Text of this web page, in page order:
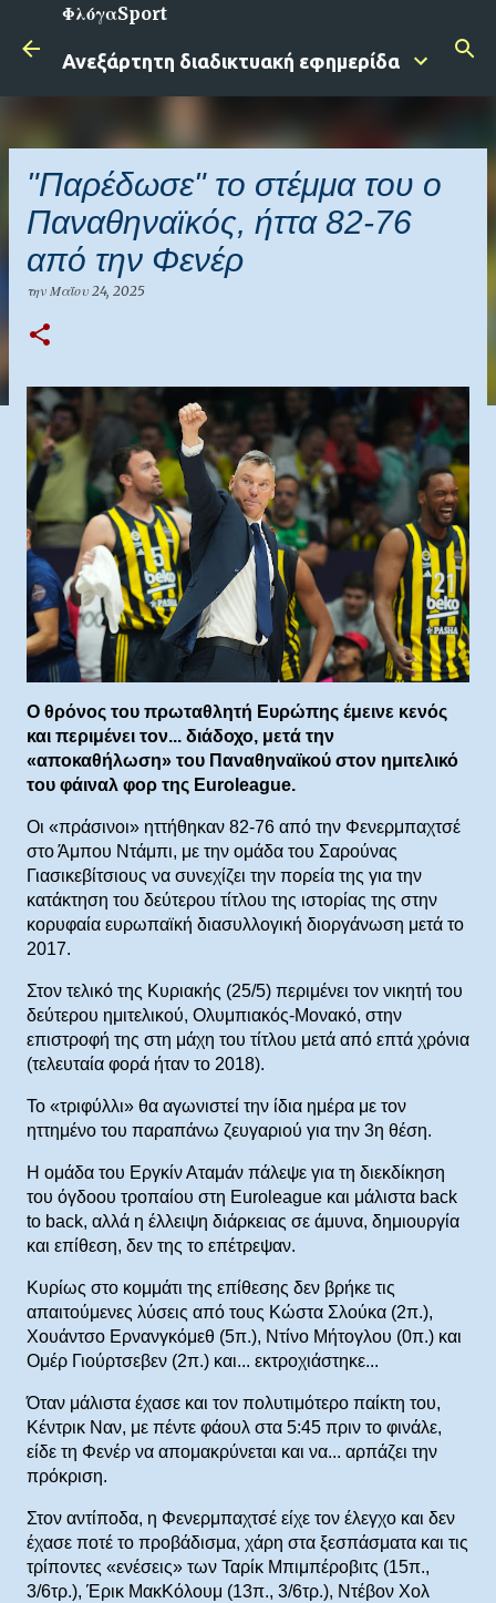
Μετάβαση στο κύριο περιεχόμενο
ΦλόγαSport
Ανεξάρτητη διαδικτυακή εφημερίδα
"Παρέδωσε" το στέμμα του ο
Παναθηναϊκός, ήττα 82-76
από την Φενέρ
την Μαΐου 24, 2025
Ο θρόνος του πρωταθλητή Ευρώπης έμεινε κενός
και περιμένει τον... διάδοχο, μετά την
«αποκαθήλωση» του Παναθηναϊκού στον ημιτελικό
του φάιναλ φορ της Euroleague.
Οι «πράσινοι» ηττήθηκαν 82-76 από την Φενερμπαχτσέ
στο Άμπου Ντάμπι, με την ομάδα του Σαρούνας
Γιασικεβίτσιους να συνεχίζει την πορεία της για την
κατάκτηση του δεύτερου τίτλου της ιστορίας της στην
κορυφαία ευρωπαϊκή διασυλλογική διοργάνωση μετά το
2017.
Στον τελικό της Κυριακής (25/5) περιμένει τον νικητή του
δεύτερου ημιτελικού, Ολυμπιακός-Μονακό, στην
επιστροφή της στη μάχη του τίτλου μετά από επτά χρόνια
(τελευταία φορά ήταν το 2018).
Το «τριφύλλι» θα αγωνιστεί την ίδια ημέρα με τον
ηττημένο του παραπάνω ζευγαριού για την 3η θέση.
Η ομάδα του Εργκίν Αταμάν πάλεψε για τη διεκδίκηση
του όγδοου τροπαίου στη Euroleague και μάλιστα back
to back, αλλά η έλλειψη διάρκειας σε άμυνα, δημιουργία
και επίθεση, δεν της το επέτρεψαν.
Κυρίως στο κομμάτι της επίθεσης δεν βρήκε τις
απαιτούμενες λύσεις από τους Κώστα Σλούκα (2π.),
Χουάντσο Ερνανγκόμεθ (5π.), Ντίνο Μήτογλου (0π.) και
Ομέρ Γιούρτσεβεν (2π.) και... εκτροχιάστηκε...
Όταν μάλιστα έχασε και τον πολυτιμότερο παίκτη του,
Κέντρικ Ναν, με πέντε φάουλ στα 5:45 πριν το φινάλε,
είδε τη Φενέρ να απομακρύνεται και να... αρπάζει την
πρόκριση.
Στον αντίποδα, η Φενερμπαχτσέ είχε τον έλεγχο και δεν
έχασε ποτέ το προβάδισμα, χάρη στα ξεσπάσματα και τις
τρίποντες «ενέσεις» των Ταρίκ Μπιμπέροβιτς (15π.,
3/6τρ.), Έρικ ΜακΚόλουμ (13π., 3/6τρ.), Ντέβον Χολ